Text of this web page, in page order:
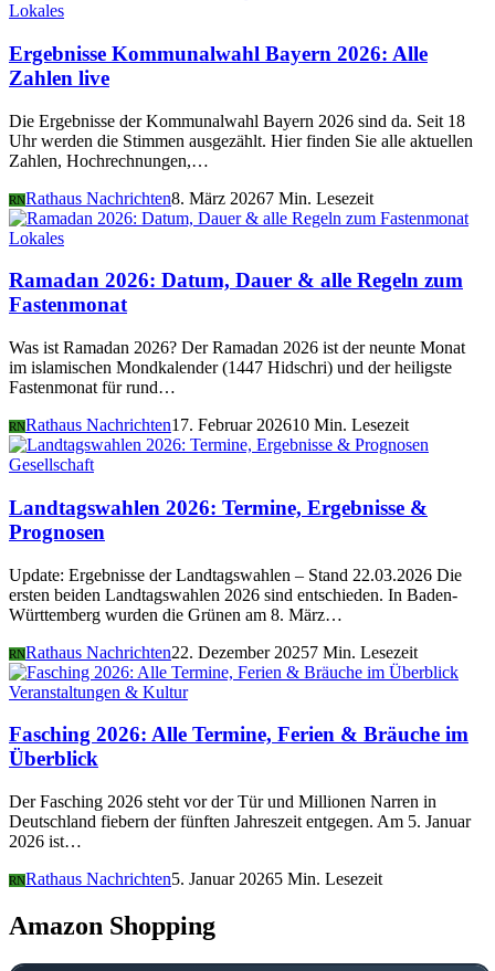
Lokales
Ergebnisse Kommunalwahl Bayern 2026: Alle
Zahlen live
Die Ergebnisse der Kommunalwahl Bayern 2026 sind da. Seit 18
Uhr werden die Stimmen ausgezählt. Hier finden Sie alle aktuellen
Zahlen, Hochrechnungen,…
RNRathaus Nachrichten8. März 20267 Min. Lesezeit
Lokales
Ramadan 2026: Datum, Dauer & alle Regeln zum
Fastenmonat
Was ist Ramadan 2026? Der Ramadan 2026 ist der neunte Monat
im islamischen Mondkalender (1447 Hidschri) und der heiligste
Fastenmonat für rund…
RNRathaus Nachrichten17. Februar 202610 Min. Lesezeit
Gesellschaft
Landtagswahlen 2026: Termine, Ergebnisse &
Prognosen
Update: Ergebnisse der Landtagswahlen – Stand 22.03.2026 Die
ersten beiden Landtagswahlen 2026 sind entschieden. In Baden-
Württemberg wurden die Grünen am 8. März…
RNRathaus Nachrichten22. Dezember 20257 Min. Lesezeit
Veranstaltungen & Kultur
Fasching 2026: Alle Termine, Ferien & Bräuche im
Überblick
Der Fasching 2026 steht vor der Tür und Millionen Narren in
Deutschland fiebern der fünften Jahreszeit entgegen. Am 5. Januar
2026 ist…
RNRathaus Nachrichten5. Januar 20265 Min. Lesezeit
Amazon Shopping